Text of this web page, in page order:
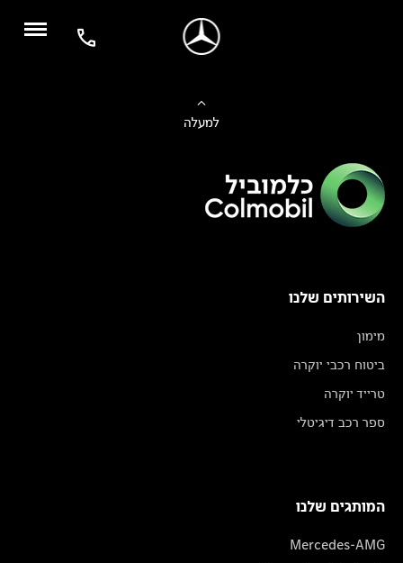
למעלה
השירותים שלנו
מימון
ביטוח רכבי יוקרה
טרייד יוקרה
ספר רכב דיגיטלי
המותגים שלנו
Mercedes-AMG